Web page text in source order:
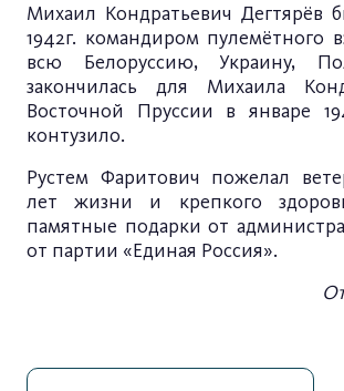
Михаил Кондратьевич Дегтярёв
1942г. командиром пулемётного
всю Белоруссию, Украину,
закончилась для Михаила
Восточной Пруссии в январе
контузило.
Рустем Фаритович пожелал
лет жизни и крепкого
памятные подарки от
от партии «Единая Россия».